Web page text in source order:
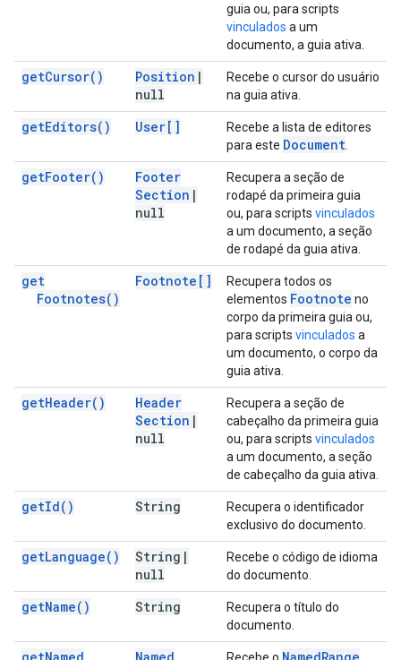
guia ou, para scripts
vinculados a um
documento, a guia ativa.
getCursor( ) Position |
null
Recebe o cursor do usuário
na guia ativa.
getEditors( ) User[]
Recebe a lista de editores
para este Document
getFooter( )
Footer
Section |
null
Recupera a seção de
rodapé da primeira guia
ou, para scripts vinculados
a um documento, a seção
de rodapé da guia ativa.
get
Footnotes( )
Footnote[]
Recupera todos os
elementos Footnote no
corpo da primeira guia ou,
para scripts vinculados a
um documento, o corpo da
guia ativa.
getHeader( )
Header
Section |
null
Recupera a seção de
cabeçalho da primeira guia
ou, para scripts vinculados
a um documento, a seção
de cabeçalho da guia ativa.
getId( ) String
Recupera o identificador
exclusivo do documento.
getLanguage( ) String |
null
Recebe o código de idioma
do documento.
getName( ) String
Recupera o título do
documento.